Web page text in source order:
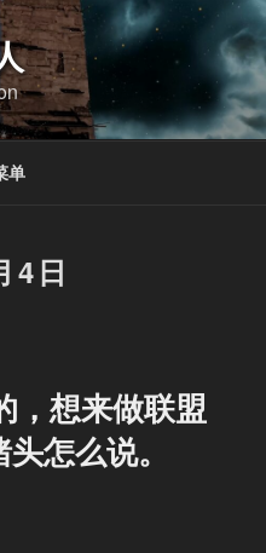
单
4日
，想来做联盟
怎么说。